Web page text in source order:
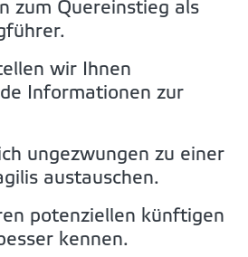
zum Quereinstieg als
wir Ihnen
Informationen zur
ungezwungen zu einer
austauschen.
potenziellen künftigen
kennen.